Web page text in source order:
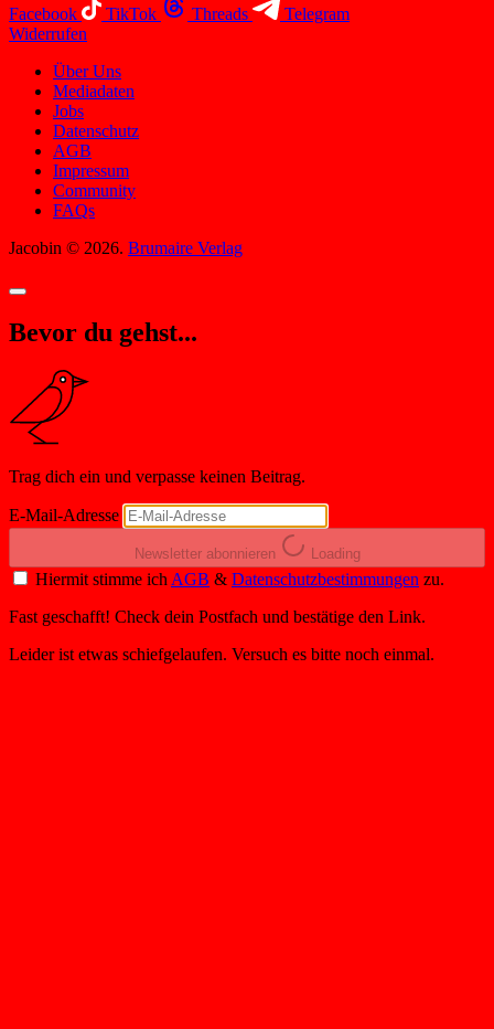
Facebook
TikTok Threads
Telegram
Widerrufen
Über Uns
Mediadaten
Jobs
Datenschutz
AGB
Impressum
Community
FAQs
Jacobin © 2026. Brumaire Verlag
Bevor du gehst...
Trag dich ein und verpasse keinen Beitrag.
E-Mail-Adresse
Newsletter abonnieren Loading
Hiermit stimme ich AGB & Datenschutzbestimmungen zu.
Fast geschafft! Check dein Postfach und bestätige den Link.
Leider ist etwas schiefgelaufen. Versuch es bitte noch einmal.